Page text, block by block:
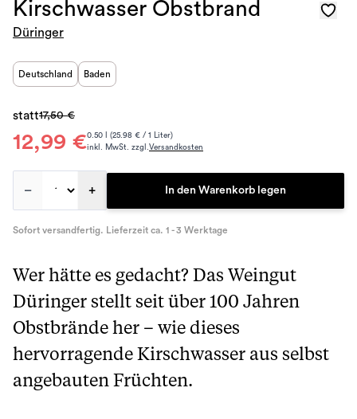
Kirschwasser Obstbrand
Düringer
Deutschland Baden
12,99 €
statt17,50 €
0.50 l (25.98 € / 1 Liter)
inkl. MwSt. zzgl.Versandkosten
– + In den Warenkorb legen
Sofort versandfertig. Lieferzeit ca. 1 - 3 Werktage
Wer hätte es gedacht? Das Weingut
Düringer stellt seit über 100 Jahren
Obstbrände her – wie dieses
hervorragende Kirschwasser aus selbst
angebauten Früchten.